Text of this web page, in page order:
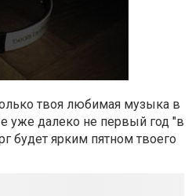
твоя любимая музыка в
уже далеко не первый год "в
будет ярким пятном твоего